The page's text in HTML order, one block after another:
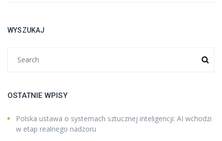
WYSZUKAJ
OSTATNIE WPISY
Polska ustawa o systemach sztucznej inteligencji: AI wchodzi
w etap realnego nadzoru